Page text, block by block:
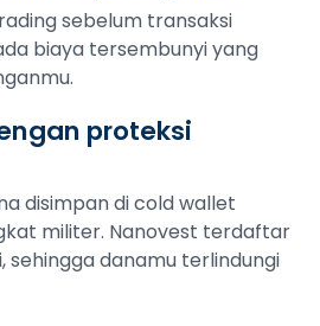
sebelum transaksi
biaya tersembunyi yang
proteksi
disimpan di cold wallet
militer. Nanovest terdaftar
sehingga danamu terlindungi